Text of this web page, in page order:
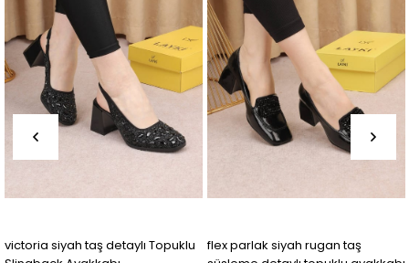
flex parlak siyah rugan taş
Nicola Kadın Taşlı